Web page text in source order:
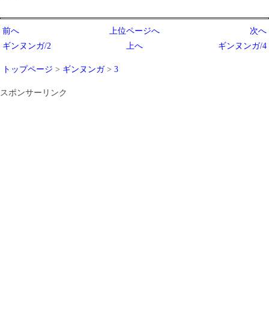
前へ
ギンヌンガ/2
次へ
ギンヌンガ/4
上位ページへ
上へ
トップページ > ギンヌンガ> 3
スポンサーリンク